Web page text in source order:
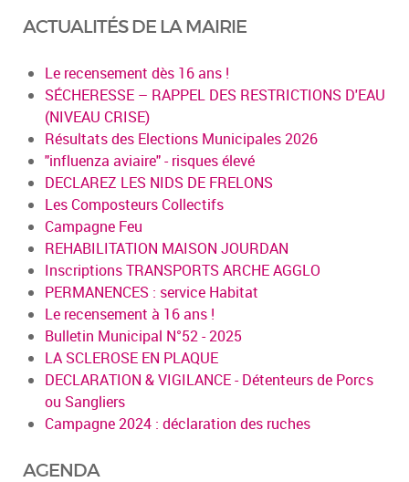
ACTUALITÉS DE LA MAIRIE
Le recensement dès 16 ans !
SÉCHERESSE – RAPPEL DES RESTRICTIONS D'EAU
(NIVEAU CRISE)
Résultats des Elections Municipales 2026
"influenza aviaire" - risques élevé
DECLAREZ LES NIDS DE FRELONS
Les Composteurs Collectifs
Campagne Feu
REHABILITATION MAISON JOURDAN
Inscriptions TRANSPORTS ARCHE AGGLO
PERMANENCES : service Habitat
Le recensement à 16 ans !
Bulletin Municipal N°52 - 2025
LA SCLEROSE EN PLAQUE
DECLARATION & VIGILANCE - Détenteurs de Porcs
ou Sangliers
Campagne 2024 : déclaration des ruches
AGENDA